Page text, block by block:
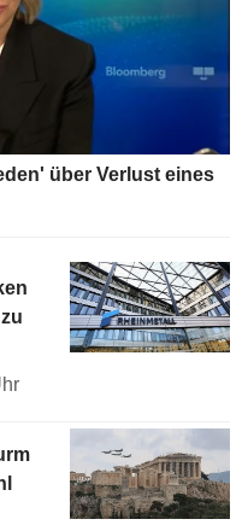
über Verlust eines